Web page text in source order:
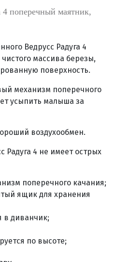
4 поперечный маятник,
Ведрусс Радуга 4
массива березы,
поверхность.
механизм поперечного
усыпить малыша за
воздухообмен.
Радуга 4 не имеет острых
поперечного качания;
ящик для хранения
в диванчик;
по высоте;